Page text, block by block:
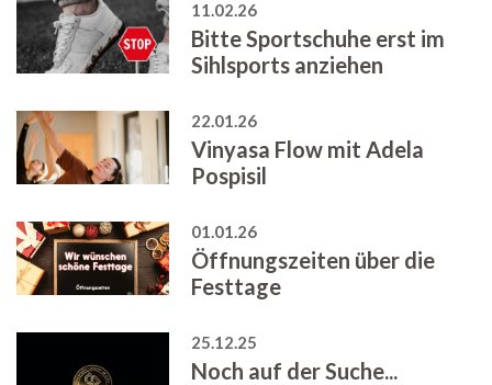
11.02.26
Bitte Sportschuhe erst im
Sihlsports anziehen
22.01.26
Vinyasa Flow mit Adela
Pospisil
01.01.26
Öffnungszeiten über die
Festtage
25.12.25
Noch auf der Suche...